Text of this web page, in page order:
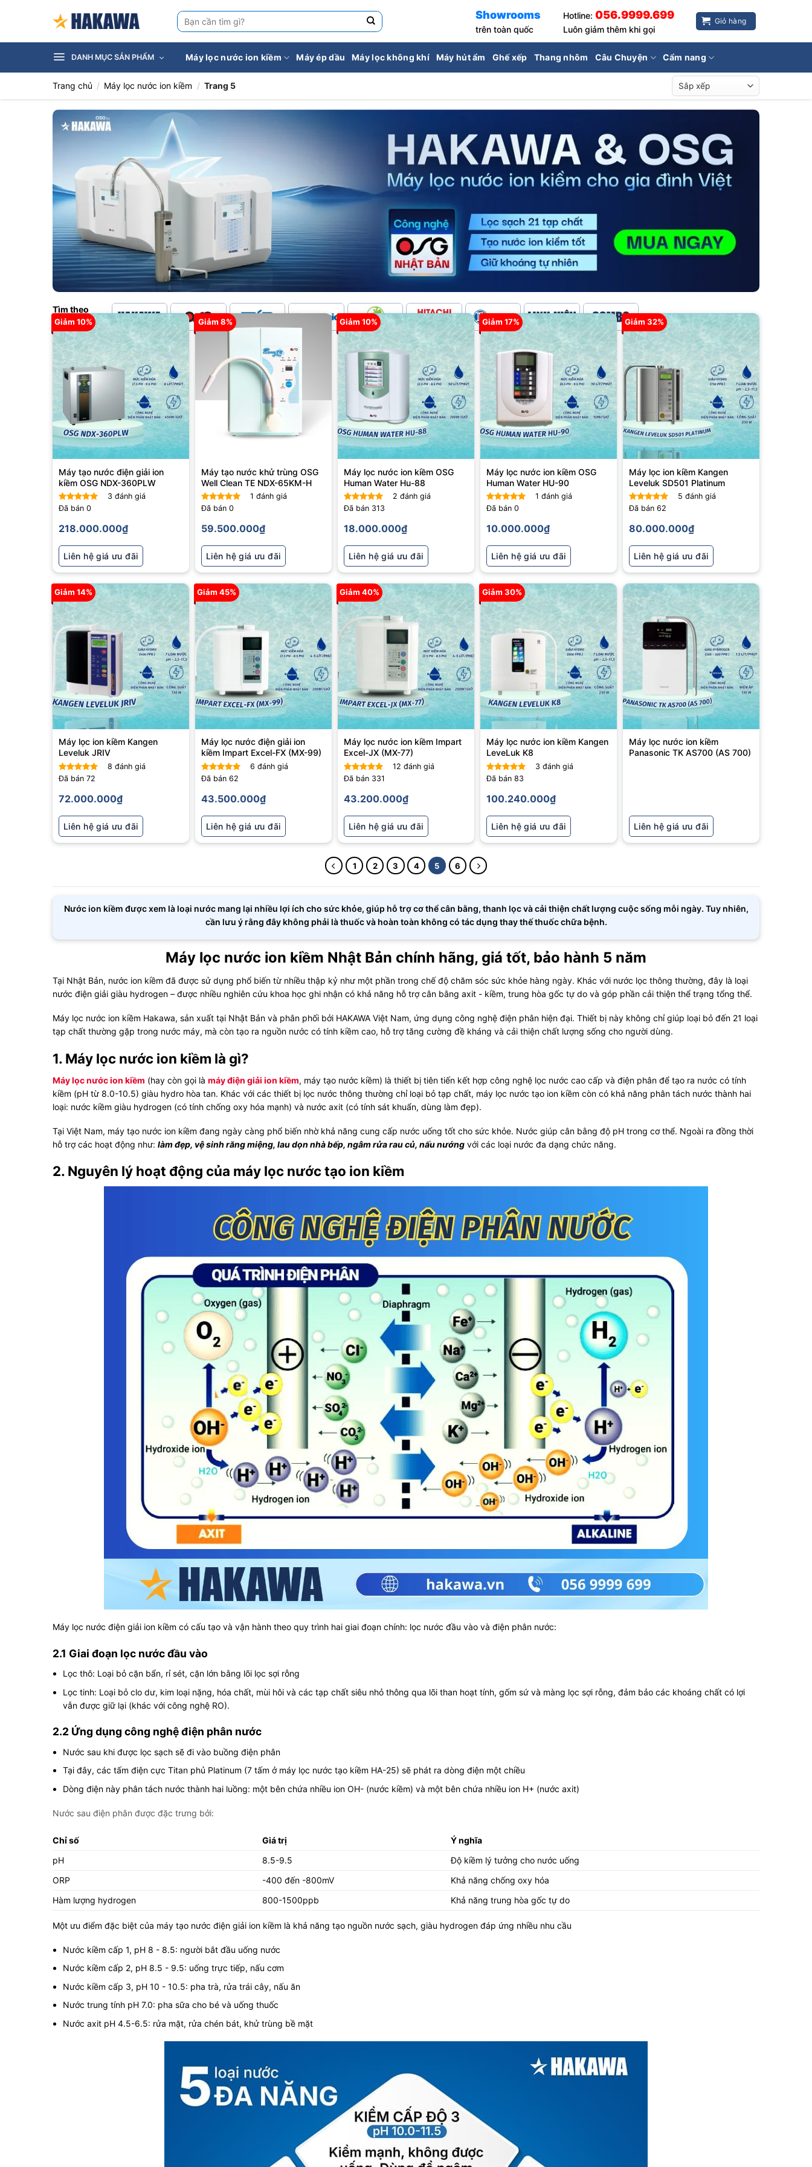
dung
Tìm
kiếm:
Showrooms
trên toàn quốc
Hotline:056.9999.699
Luôn giảm thêm khi gọi
Giỏ hàng
DANH MỤC SẢN PHẨM Máy lọc nước ion kiềm Máy ép dầu Máy lọc không khí Máy hút ẩm Ghế xếp Thang nhôm Câu Chuyện Cẩm nang
Trang chủ / Máy lọc nước ion kiềm / Trang 5
Tìm theo
thương hiệu
Giảm 10%
Máy tạo nước điện giải ion
kiềm OSG NDX-360PLW
Được
4.005
3 đánh giá
Đã bán 0
218.000.000₫
Liên hệ giá ưu đãi
Giảm 8%
Máy tạo nước khử trùng OSG
Well Clean TE NDX-65KM-H
Được
4.005
1 đánh giá
Đã bán 0
59.500.000₫
Liên hệ giá ưu đãi
Giảm 10%
Máy lọc nước ion kiềm OSG
Human Water Hu-88
Được
4.005
2 đánh giá
Đã bán 313
18.000.000₫
Liên hệ giá ưu đãi
Giảm 17%
Máy lọc nước ion kiềm OSG
Human Water HU-90
Được
4.005
1 đánh giá
Đã bán 0
10.000.000₫
Liên hệ giá ưu đãi
Giảm 32%
Máy lọc ion kiềm Kangen
Leveluk SD501 Platinum
Được xếp
sao
5 đánh giá
Đã bán 62
80.000.000₫
Liên hệ giá ưu đãi
Giảm 14%
Máy lọc ion kiềm Kangen
Leveluk JRIV
Được xếp
sao
8 đánh giá
Đã bán 72
72.000.000₫
Liên hệ giá ưu đãi
Giảm 45%
Máy lọc nước điện giải ion
kiềm Impart Excel-FX (MX-99)
Được xếp
sao
6 đánh giá
Đã bán 62
43.500.000₫
Liên hệ giá ưu đãi
Giảm 40%
Máy lọc nước ion kiềm Impart
Excel-JX (MX-77)
Được xếp
sao
12 đánh giá
Đã bán 331
43.200.000₫
Liên hệ giá ưu đãi
Giảm 30%
Máy lọc nước ion kiềm Kangen
LeveLuk K8
Được xếp
sao
3 đánh giá
Đã bán 83
100.240.000₫
Liên hệ giá ưu đãi
Máy lọc nước ion kiềm
Panasonic TK AS700 (AS 700)
Liên hệ giá ưu đãi
1 2 3 4 5 6
Nước ion kiềm được xem là loại nước mang lại nhiều lợi ích cho sức khỏe, giúp hỗ trợ cơ thể cân bằng, thanh lọc và cải thiện chất lượng cuộc sống mỗi ngày. Tuy nhiên,
cần lưu ý rằng đây không phải là thuốc và hoàn toàn không có tác dụng thay thế thuốc chữa bệnh.
Máy lọc nước ion kiềm Nhật Bản chính hãng, giá tốt, bảo hành 5 năm
Tại Nhật Bản, nước ion kiềm đã được sử dụng phổ biến từ nhiều thập kỷ như một phần trong chế độ chăm sóc sức khỏe hàng ngày. Khác với nước lọc thông thường, đây là loại
nước điện giải giàu hydrogen – được nhiều nghiên cứu khoa học ghi nhận có khả năng hỗ trợ cân bằng axit - kiềm, trung hòa gốc tự do và góp phần cải thiện thể trạng tổng thể.
Máy lọc nước ion kiềm Hakawa, sản xuất tại Nhật Bản và phân phối bởi HAKAWA Việt Nam, ứng dụng công nghệ điện phân hiện đại. Thiết bị này không chỉ giúp loại bỏ đến 21 loại
tạp chất thường gặp trong nước máy, mà còn tạo ra nguồn nước có tính kiềm cao, hỗ trợ tăng cường đề kháng và cải thiện chất lượng sống cho người dùng.
1. Máy lọc nước ion kiềm là gì?
Máy lọc nước ion kiềm (hay còn gọi là máy điện giải ion kiềm, máy tạo nước kiềm) là thiết bị tiên tiến kết hợp công nghệ lọc nước cao cấp và điện phân để tạo ra nước có tính
kiềm (pH từ 8.0-10.5) giàu hydro hòa tan. Khác với các thiết bị lọc nước thông thường chỉ loại bỏ tạp chất, máy lọc nước tạo ion kiềm còn có khả năng phân tách nước thành hai
loại: nước kiềm giàu hydrogen (có tính chống oxy hóa mạnh) và nước axit (có tính sát khuẩn, dùng làm đẹp).
Tại Việt Nam, máy tạo nước ion kiềm đang ngày càng phổ biến nhờ khả năng cung cấp nước uống tốt cho sức khỏe. Nước giúp cân bằng độ pH trong cơ thể. Ngoài ra đồng thời
hỗ trợ các hoạt động như: làm đẹp, vệ sinh răng miệng, lau dọn nhà bếp, ngâm rửa rau củ, nấu nướng với các loại nước đa dạng chức năng.
2. Nguyên lý hoạt động của máy lọc nước tạo ion kiềm
Máy lọc nước điện giải ion kiềm có cấu tạo và vận hành theo quy trình hai giai đoạn chính: lọc nước đầu vào và điện phân nước:
2.1 Giai đoạn lọc nước đầu vào
Lọc thô: Loại bỏ cặn bẩn, rỉ sét, cặn lớn bằng lõi lọc sợi rỗng
Lọc tinh: Loại bỏ clo dư, kim loại nặng, hóa chất, mùi hôi và các tạp chất siêu nhỏ thông qua lõi than hoạt tính, gốm sứ và màng lọc sợi rỗng, đảm bảo các khoáng chất có lợi
vẫn được giữ lại (khác với công nghệ RO).
2.2 Ứng dụng công nghệ điện phân nước
Nước sau khi được lọc sạch sẽ đi vào buồng điện phân
Tại đây, các tấm điện cực Titan phủ Platinum (7 tấm ở máy lọc nước tạo kiềm HA-25) sẽ phát ra dòng điện một chiều
Dòng điện này phân tách nước thành hai luồng: một bên chứa nhiều ion OH- (nước kiềm) và một bên chứa nhiều ion H+ (nước axit)
Nước sau điện phân được đặc trưng bởi:
Chỉ số Giá trị
Ý nghĩa
pH
8.5-9.5
Độ kiềm lý tưởng cho nước uống
ORP
-400 đến -800mV
Khả năng chống oxy hóa
Hàm lượng hydrogen
800-1500ppb Khả năng trung hòa gốc tự do
Một ưu điểm đặc biệt của máy tạo nước điện giải ion kiềm là khả năng tạo nguồn nước sạch, giàu hydrogen đáp ứng nhiều nhu cầu
Nước kiềm cấp 1, pH 8 - 8.5: người bắt đầu uống nước
Nước kiềm cấp 2, pH 8.5 - 9.5: uống trực tiếp, nấu cơm
Nước kiềm cấp 3, pH 10 - 10.5: pha trà, rửa trái cây, nấu ăn
Nước trung tính pH 7.0: pha sữa cho bé và uống thuốc
Nước axit pH 4.5-6.5: rửa mặt, rửa chén bát, khử trùng bề mặt